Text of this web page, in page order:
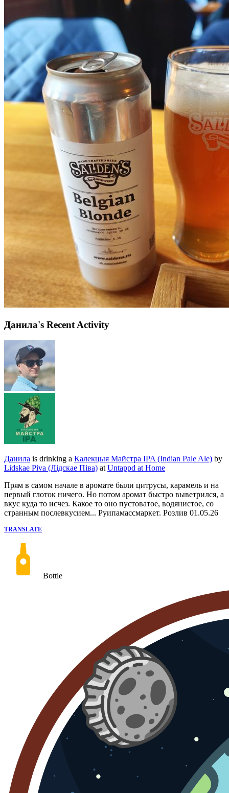
Данила's Recent Activity
Данила is drinking a Калекцыя Майстра IPA (Indian Pale Ale) by
Lidskae Piva (Лідскае Піва) at Untappd at Home
Прям в самом начале в аромате были цитрусы, карамель и на
первый глоток ничего. Но потом аромат быстро выветрился, а
вкус куда то исчез. Какое то оно пустоватое, водянистое, со
странным послевкусием... Руипамассмаркет. Розлив 01.05.26
TRANSLATE
Bottle